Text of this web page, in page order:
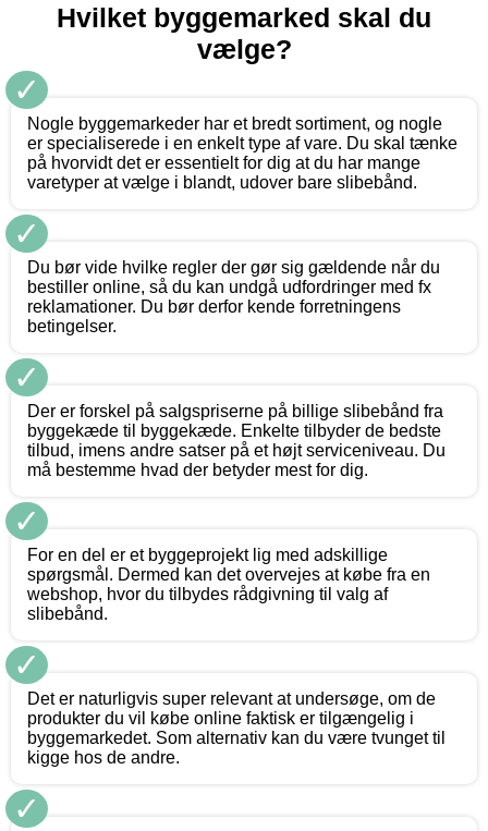
Hvilket byggemarked skal du
vælge?
✓
Nogle byggemarkeder har et bredt sortiment, og nogle
er specialiserede i en enkelt type af vare. Du skal tænke
på hvorvidt det er essentielt for dig at du har mange
varetyper at vælge i blandt, udover bare slibebånd.
✓
Du bør vide hvilke regler der gør sig gældende når du
bestiller online, så du kan undgå udfordringer med fx
reklamationer. Du bør derfor kende forretningens
betingelser.
✓
Der er forskel på salgspriserne på billige slibebånd fra
byggekæde til byggekæde. Enkelte tilbyder de bedste
tilbud, imens andre satser på et højt serviceniveau. Du
må bestemme hvad der betyder mest for dig.
✓
For en del er et byggeprojekt lig med adskillige
spørgsmål. Dermed kan det overvejes at købe fra en
webshop, hvor du tilbydes rådgivning til valg af
slibebånd.
✓
Det er naturligvis super relevant at undersøge, om de
produkter du vil købe online faktisk er tilgængelig i
byggemarkedet. Som alternativ kan du være tvunget til
kigge hos de andre.
✓